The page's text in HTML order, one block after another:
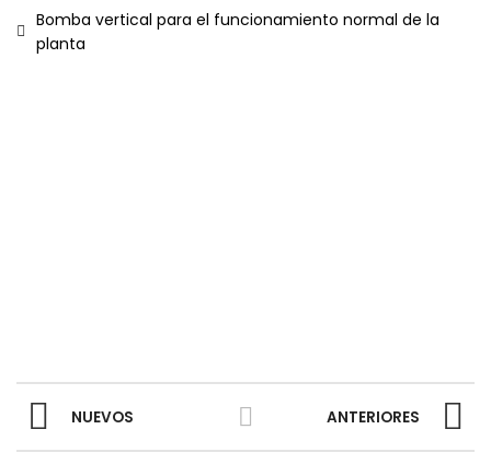
Bomba vertical para el funcionamiento normal de la
planta
NUEVOS ANTERIORES